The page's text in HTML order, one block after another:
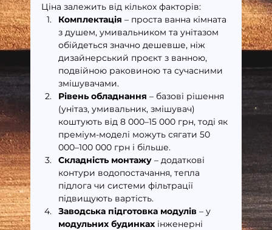
Ціна залежить від кількох факторів:
Комплектація – проста ванна кімната
з душем, умивальником та унітазом
обійдеться значно дешевше, ніж
дизайнерський проєкт з ванною,
подвійною раковиною та сучасними
змішувачами.
Рівень обладнання – базові рішення
(унітаз, умивальник, змішувач)
коштують від 8 000–15 000 грн, тоді як
преміум-моделі можуть сягати 50
000–100 000 грн і більше.
Складність монтажу – додаткові
контури водопостачання, тепла
підлога чи системи фільтрації
підвищують вартість.
Заводська підготовка модулів – у
модульних будинках інженерні